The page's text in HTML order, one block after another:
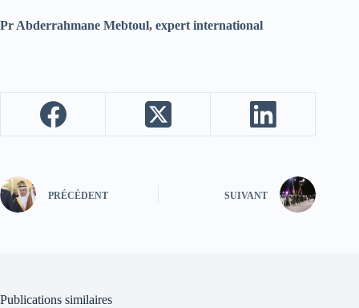
Pr Abderrahmane Mebtoul, expert international
PRÉCÉDENT SUIVANT
Publications similaires